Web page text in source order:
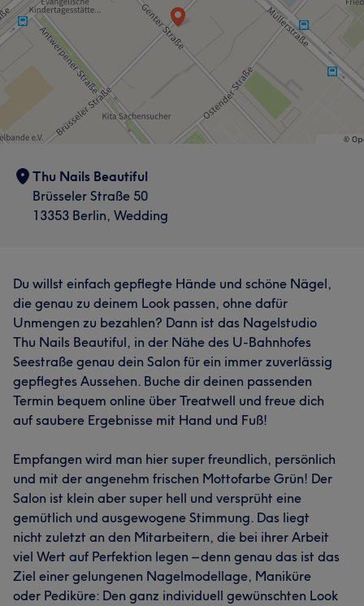
Thu Nails Beautiful
Brüsseler Straße 50
13353 Berlin, Wedding
Du willst einfach gepflegte Hände und schöne Nägel,
die genau zu deinem Look passen, ohne dafür
Unmengen zu bezahlen? Dann ist das Nagelstudio
Thu Nails Beautiful, in der Nähe des U-Bahnhofes
Seestraße genau dein Salon für ein immer zuverlässig
gepflegtes Aussehen. Buche dir deinen passenden
Termin bequem online über Treatwell und freue dich
auf saubere Ergebnisse mit Hand und Fuß!
Empfangen wird man hier super freundlich, persönlich
und mit der angenehm frischen Mottofarbe Grün! Der
Salon ist klein aber super hell und versprüht eine
gemütlich und ausgewogene Stimmung. Das liegt
nicht zuletzt an den Mitarbeitern, die bei ihrer Arbeit
viel Wert auf Perfektion legen – denn genau das ist das
Ziel einer gelungenen Nagelmodellage, Maniküre
oder Pediküre: Den ganz individuell gewünschten Look